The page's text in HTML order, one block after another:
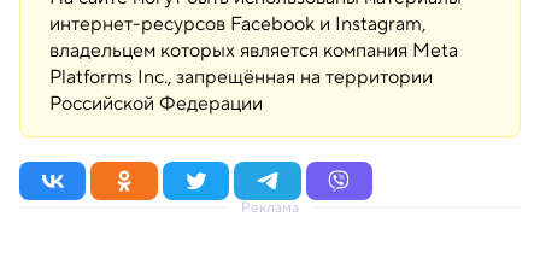
интернет-ресурсов Facebook и Instagram,
владельцем которых является компания Meta
Platforms Inc., запрещённая на территории
Российской Федерации
Реклама